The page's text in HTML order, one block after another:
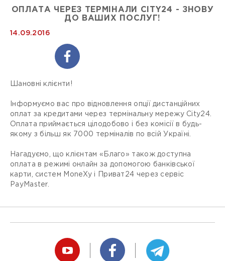
ОПЛАТА ЧЕРЕЗ ТЕРМІНАЛИ CITY24 - ЗНОВУ
ДО ВАШИХ ПОСЛУГ!
14.09.2016
Шановні клієнти!
Інформуємо вас про відновлення опції дистанційних
оплат за кредитами через термінальну мережу City24.
Оплата приймається цілодобово і без комісії в будь-
якому з більш як 7000 терміналів по всій Україні.
Нагадуємо, що клієнтам «Благо» також доступна
оплата в режимі онлайн за допомогою банківської
карти, систем MoneXy і Приват24 через сервіс
PayMaster.